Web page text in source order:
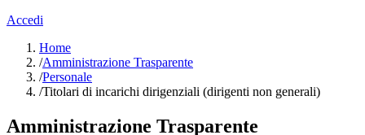
Accedi
Home
/Amministrazione Trasparente
/Personale
/Titolari di incarichi dirigenziali (dirigenti non generali)
Amministrazione Trasparente